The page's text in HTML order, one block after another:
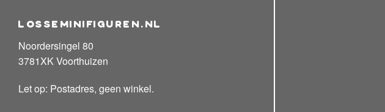
losseminifiguren.nl
Noordersingel 80
3781XK Voorthuizen
Let op: Postadres, geen winkel.